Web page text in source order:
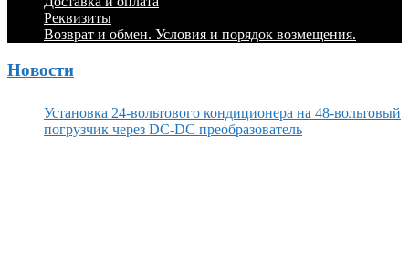
Реквизиты
Возврат и обмен. Условия и порядок возмещения.
Новости
Установка 24-вольтового кондиционера на 48-вольтовый
погрузчик через DC-DC преобразователь